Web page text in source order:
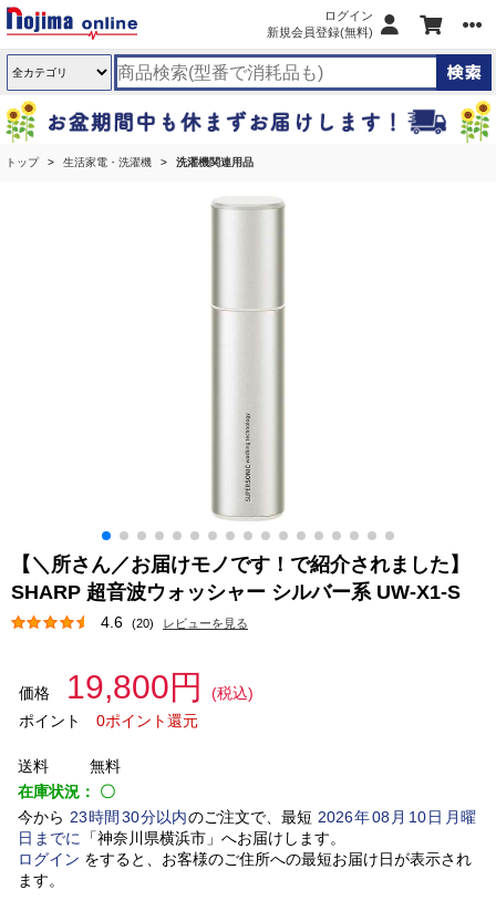
ログイン
新規会員登録(無料)
トップ 生活家電・洗濯機 洗濯機関連用品
【＼所さん／お届けモノです！で紹介されました】
SHARP 超音波ウォッシャー シルバー系 UW-X1-S
4.6 (20) レビューを見る
価格 19,800円
(税込)
ポイント
0ポイント還元
送料
無料
在庫状況： 〇
今から 23時間 30分以内のご注文で、最短 2026年08 月 10日月曜
日 までに 「神奈川県横浜市」 へお届けします。
ログイン をすると、お客様のご住所への最短お届け日が表示され
ます。